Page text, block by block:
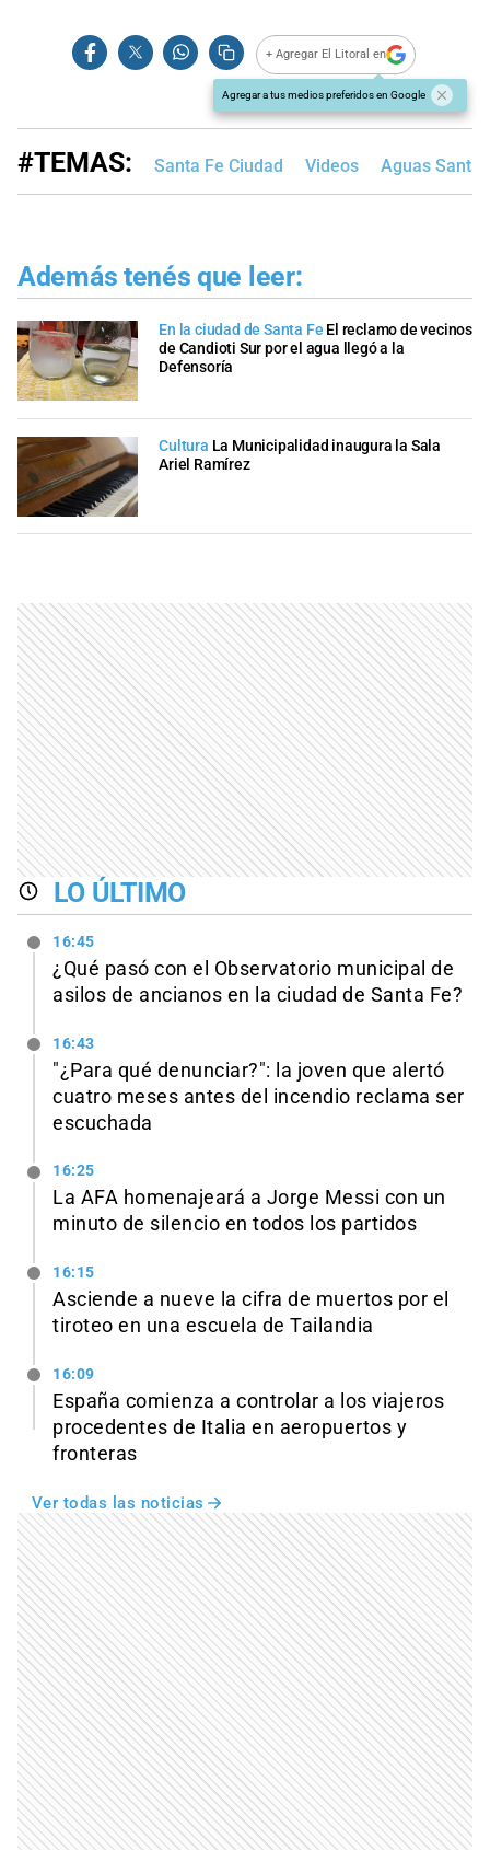
+ Agregar El Litoral en
Agregar a tus medios preferidos en Google
#TEMAS: Santa Fe Ciudad Videos Aguas
Además tenés que leer:
En la ciudad de Santa Fe El reclamo de vecinos
de Candioti Sur por el agua llegó a la
Defensoría
Cultura La Municipalidad inaugura la Sala
Ariel Ramírez
LO ÚLTIMO
16:45
¿Qué pasó con el Observatorio municipal de
asilos de ancianos en la ciudad de Santa Fe?
16:43
"¿Para qué denunciar?": la joven que alertó
cuatro meses antes del incendio reclama ser
escuchada
16:25
La AFA homenajeará a Jorge Messi con un
minuto de silencio en todos los partidos
16:15
Asciende a nueve la cifra de muertos por el
tiroteo en una escuela de Tailandia
16:09
España comienza a controlar a los viajeros
procedentes de Italia en aeropuertos y
fronteras
Ver todas las noticias